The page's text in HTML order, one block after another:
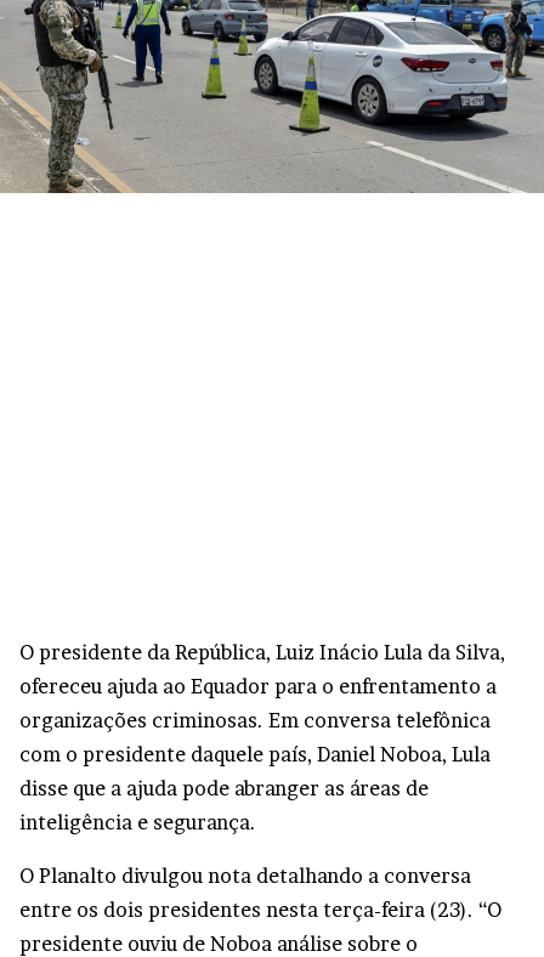
O presidente da República, Luiz Inácio Lula da Silva,
ofereceu ajuda ao Equador para o enfrentamento a
organizações criminosas. Em conversa telefônica
com o presidente daquele país, Daniel Noboa, Lula
disse que a ajuda pode abranger as áreas de
inteligência e segurança.
O Planalto divulgou nota detalhando a conversa
entre os dois presidentes nesta terça-feira (23). “O
presidente ouviu de Noboa análise sobre o